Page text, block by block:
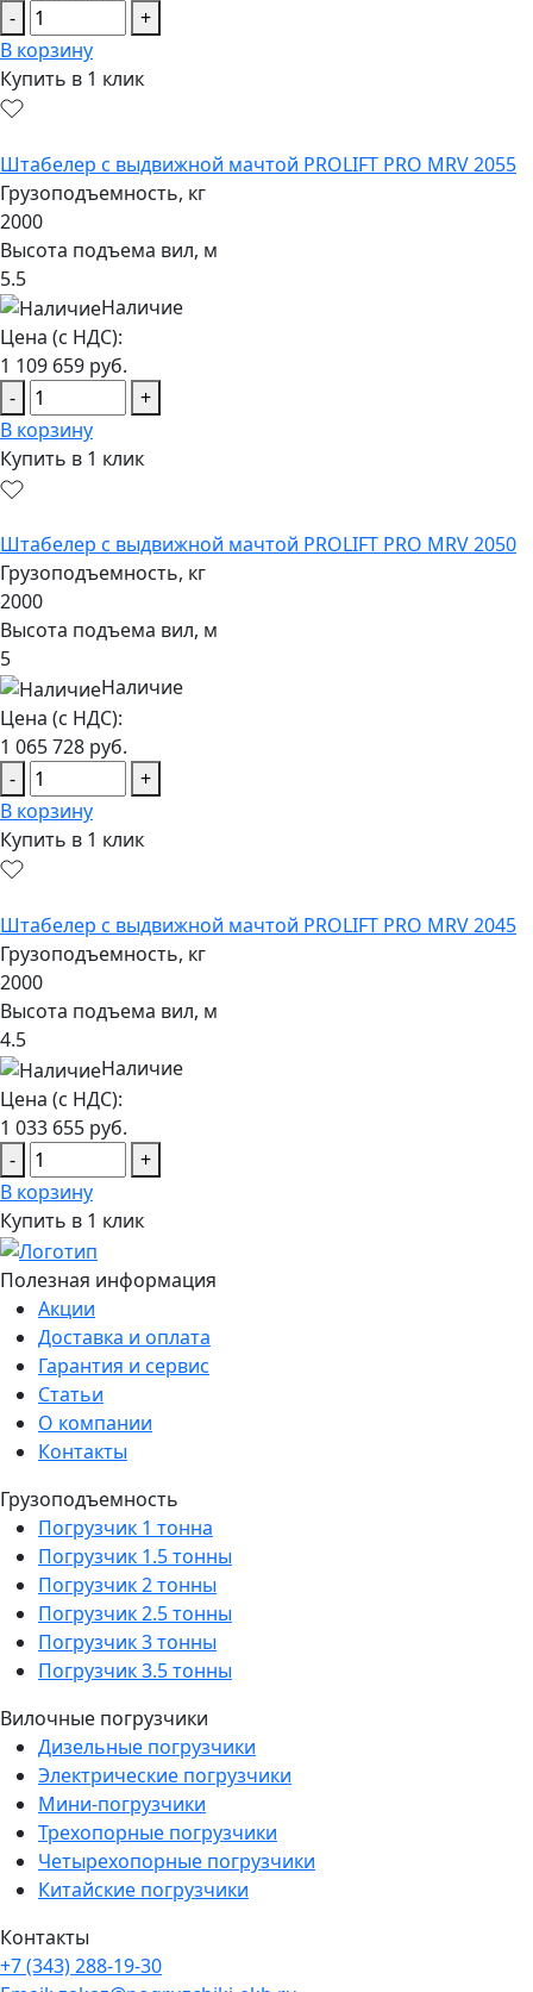
-
+
В корзину
Купить в 1 клик
Штабелер с выдвижной мачтой PROLIFT PRO MRV 2055
Грузоподъемность, кг
2000
Высота подъема вил, м
5.5
Наличие
Цена (с НДС):
1 109 659 руб.
-
+
В корзину
Купить в 1 клик
Штабелер с выдвижной мачтой PROLIFT PRO MRV 2050
Грузоподъемность, кг
2000
Высота подъема вил, м
5
Наличие
Цена (с НДС):
1 065 728 руб.
-
+
В корзину
Купить в 1 клик
Штабелер с выдвижной мачтой PROLIFT PRO MRV 2045
Грузоподъемность, кг
2000
Высота подъема вил, м
4.5
Наличие
Цена (с НДС):
1 033 655 руб.
-
+
В корзину
Купить в 1 клик
Полезная информация
Акции
Доставка и оплата
Гарантия и сервис
Статьи
О компании
Контакты
Грузоподъемность
Погрузчик 1 тонна
Погрузчик 1.5 тонны
Погрузчик 2 тонны
Погрузчик 2.5 тонны
Погрузчик 3 тонны
Погрузчик 3.5 тонны
Вилочные погрузчики
Дизельные погрузчики
Электрические погрузчики
Мини-погрузчики
Трехопорные погрузчики
Четырехопорные погрузчики
Китайские погрузчики
Контакты
+7 (343) 288-19-30